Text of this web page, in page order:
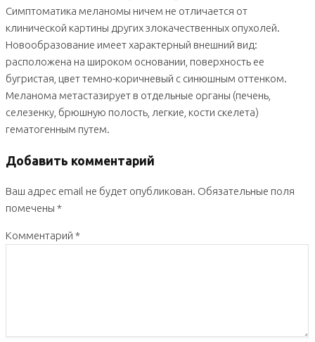
Симптоматика меланомы ничем не отличается от
клинической картины других злокачественных опухолей.
Новообразование имеет характерный внешний вид:
расположена на широком основании, поверхность ее
бугристая, цвет темно-коричневый с синюшным оттенком.
Меланома метастазирует в отдельные органы (печень,
селезенку, брюшную полость, легкие, кости скелета)
гематогенным путем.
Добавить комментарий
Ваш адрес email не будет опубликован. Обязательные поля
помечены *
Комментарий *